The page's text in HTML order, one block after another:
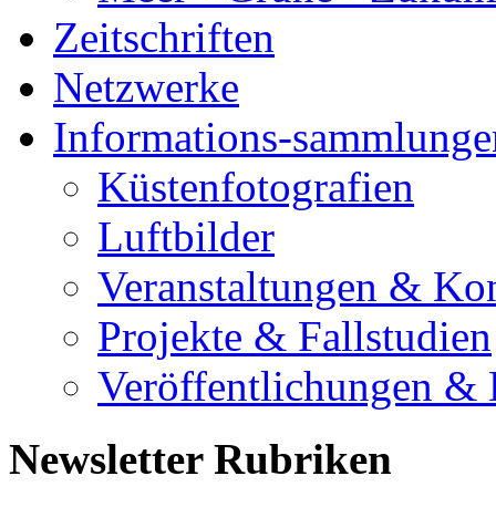
Zeitschriften
Netzwerke
Informations-
Küstenfotografien
Luftbilder
Veranstaltungen &
Projekte & Fallstudien
Veröffentlichungen &
Newsletter Rubriken